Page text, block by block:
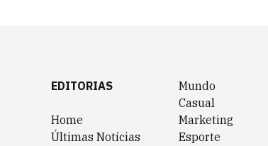
EDITORIAS
Home
Últimas Notícias
Mundo
Casual
Marketing
Esporte